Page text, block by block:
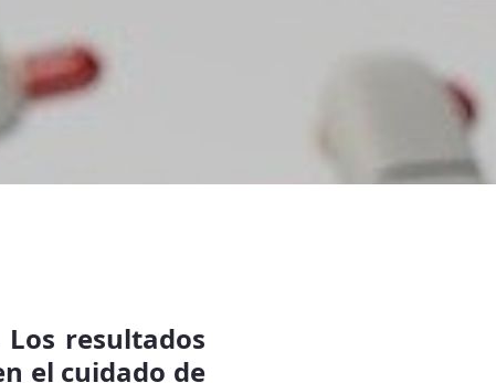
resultados
el cuidado de